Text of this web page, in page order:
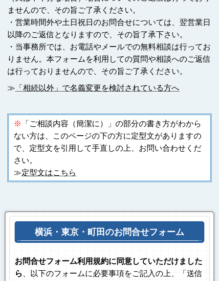
ませんので、その旨ご了承ください。
・営業時間外や土日祝日のお問合せについては、翌営業日
以降のご返信となりますので、その旨了承下さい。
・当事務所では、お電話やメールでの無料相談は行ってお
りません。本フォームを利用しての質問や相談へのご返信
は行っておりませんので、その旨ご了承ください。
≫ 「相続以外」で名義変更を検討されている方へ
※
「ご相談内容（簡潔に）」の部分の書き方がわから
ない方は、このページの下の方に定型文がありますの
で、定型文を引用して手直しの上、お問い合わせくだ
さい。
≫定型文はこちら
横浜・東京・町田のお問合せフォーム
お問合せフォーム利用規約に同意していただけました
ら 、以下のフォームに必要事項をご記入の上、「送信